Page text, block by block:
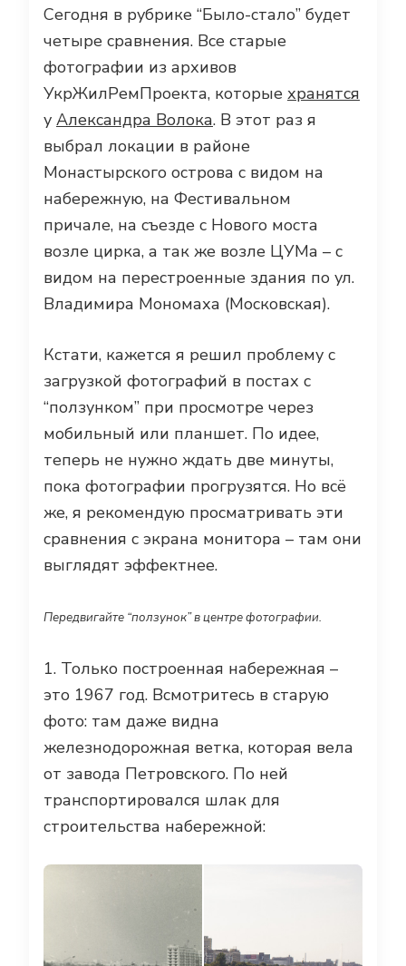
Сегодня в рубрике “Было-стало” будет
четыре сравнения. Все старые
фотографии из архивов
УкрЖилРемПроекта, которые хранятся
у Александра Волока. В этот раз я
выбрал локации в районе
Монастырского острова с видом на
набережную, на Фестивальном
причале, на съезде с Нового моста
возле цирка, а так же возле ЦУМа – с
видом на перестроенные здания по ул.
Владимира Мономаха (Московская).
Кстати, кажется я решил проблему с
загрузкой фотографий в постах с
“ползунком” при просмотре через
мобильный или планшет. По идее,
теперь не нужно ждать две минуты,
пока фотографии прогрузятся. Но всё
же, я рекомендую просматривать эти
сравнения с экрана монитора – там они
выглядят эффектнее.
Передвигайте “ползунок” в центре фотографии.
1. Только построенная набережная –
это 1967 год. Всмотритесь в старую
фото: там даже видна
железнодорожная ветка, которая вела
от завода Петровского. По ней
транспортировался шлак для
строительства набережной: